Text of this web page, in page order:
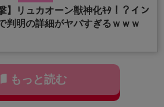
】リュカオーン獣神化ｷﾀ！？イン
判明の詳細がヤバすぎるｗｗｗ
もっと読む